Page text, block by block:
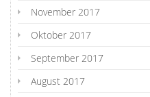
November 2017
Oktober 2017
September 2017
August 2017